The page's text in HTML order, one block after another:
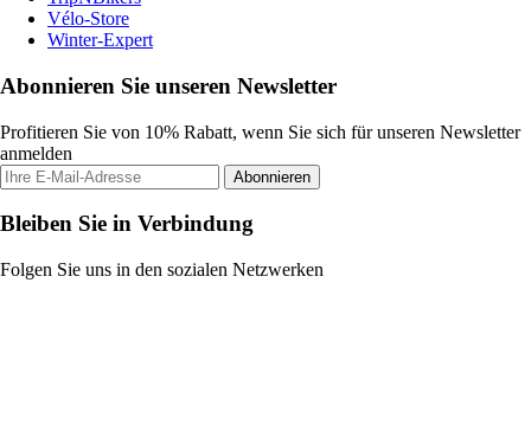
Vélo-Store
Winter-Expert
Abonnieren Sie unseren Newsletter
Profitieren Sie von 10% Rabatt, wenn Sie sich für unseren Newsletter
anmelden
Abonnieren
Bleiben Sie in Verbindung
Folgen Sie uns in den sozialen Netzwerken